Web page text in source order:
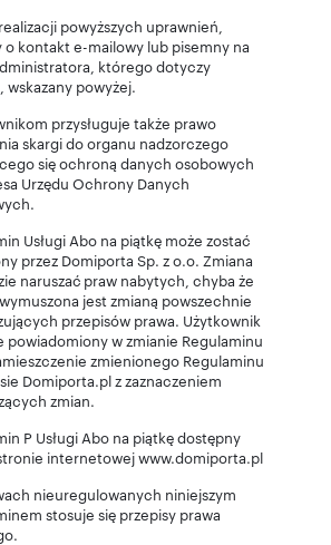
powyższych uprawnień,
o kontakt e-mailowy lub pisemny na
którego dotyczy
wskazany powyżej.
przysługuje także prawo
skargi do organu nadzorczego
się ochroną danych osobowych
Urzędu Ochrony Danych
Usługi Abo na piątkę może zostać
przez Domiporta Sp. z o.o. Zmiana
naruszać praw nabytych, chyba że
jest zmianą powszechnie
przepisów prawa. Użytkownik
powiadomiony w zmianie Regulaminu
zmienionego Regulaminu
Domiporta.pl z zaznaczeniem
zmian.
P Usługi Abo na piątkę dostępny
internetowej www.domiporta.pl
nieuregulowanych niniejszym
stosuje się przepisy prawa